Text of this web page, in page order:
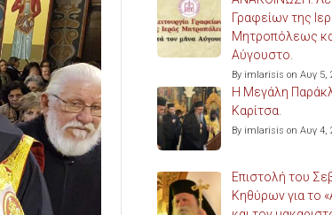
Γραφείων της
Μητροπόλεως
Αύγουστο.
By imlarisis on Αυγ 5,
Η Μεγάλη
Καρίτσα.
By imlarisis on Αυγ 4,
Επιστολή του
Κηθύρων για το